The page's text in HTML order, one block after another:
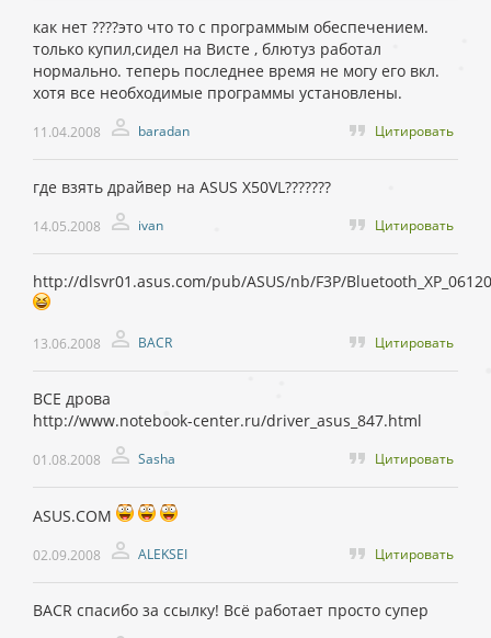
как нет ????это что то с программым обеспечением.
только купил,сидел на Висте , блютуз работал
нормально. теперь последнее время не могу его вкл.
хотя все необходимые программы установлены.
11.04.2008 baradan Цитировать
где взять драйвер на ASUS X50VL???????
14.05.2008 ivan Цитировать
http://dlsvr01.asus.com/pub/ASUS/nb/F3P/
13.06.2008 BACR Цитировать
ВСЕ дрова
http://www.notebook-center.ru/driver_asus_847.html
01.08.2008 Sasha Цитировать
ASUS.COM
02.09.2008 ALEKSEI Цитировать
BACR спасибо за ссылку! Всё работает просто супер